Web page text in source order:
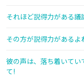
それほど説得力がある
その方が説得力がある
彼の声は、落ち着いてい
て!